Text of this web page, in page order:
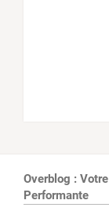
Overblog :
Performante